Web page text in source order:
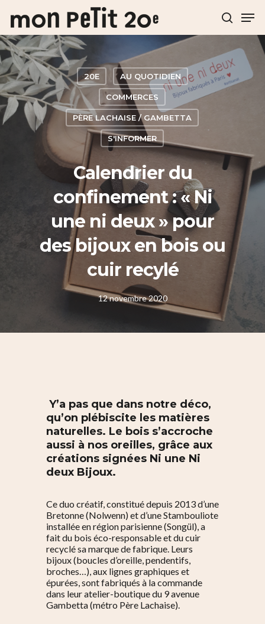
Hit enter to search or ESC to close
20E AU QUOTIDIEN
COMMERCES
PÈRE LACHAISE / GAMBETTA
S'INFORMER
Calendrier du
confinement : « Ni
une ni deux » pour
des bijoux en bois ou
cuir recylé
12 novembre 2020
Y’a pas que dans notre déco,
qu’on plébiscite les matières
naturelles. Le bois s’accroche
aussi à nos oreilles, grâce aux
créations signées Ni une Ni
deux Bijoux.
Ce duo créatif, constitué depuis 2013 d’une
Bretonne (Nolwenn) et d’une Stambouliote
installée en région parisienne (Songül), a
fait du bois éco-responsable et du cuir
recyclé sa marque de fabrique. Leurs
bijoux (boucles d’oreille, pendentifs,
broches…), aux lignes graphiques et
épurées, sont fabriqués à la commande
dans leur atelier-boutique du 9 avenue
Gambetta (métro Père Lachaise).